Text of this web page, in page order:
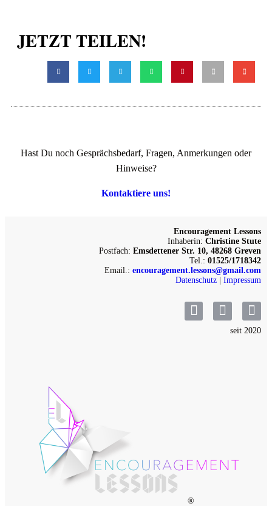
JETZT TEILEN!
Hast Du noch Gesprächsbedarf, Fragen, Anmerkungen oder
Hinweise?
Kontaktiere uns!
Encouragement Lessons
Inhaberin: Christine Stute
Postfach: Emsdettener Str. 10, 48268 Greven
Tel.: 01525/1718342
Email.: encouragement.lessons@gmail.com
Datenschutz
Impressum
seit 2020
®